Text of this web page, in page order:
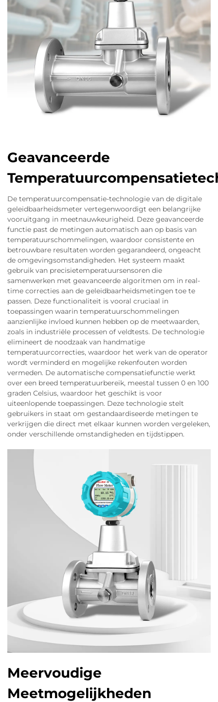
Geavanceerde
De temperatuurcompensatie-technologie van de digitale
geleidbaarheidsmeter vertegenwoordigt een belangrijke
vooruitgang in meetnauwkeurigheid. Deze geavanceerde
functie past de metingen automatisch aan op basis van
temperatuurschommelingen, waardoor consistente en
betrouwbare resultaten worden gegarandeerd, ongeacht
de omgevingsomstandigheden. Het systeem maakt
gebruik van precisietemperatuursensoren die
samenwerken met geavanceerde algoritmen om in real-
time correcties aan de geleidbaarheidsmetingen toe te
passen. Deze functionaliteit is vooral cruciaal in
toepassingen waarin temperatuurschommelingen
aanzienlijke invloed kunnen hebben op de meetwaarden,
zoals in industriële processen of veldtests. De technologie
elimineert de noodzaak van handmatige
temperatuurcorrecties, waardoor het werk van de operator
wordt verminderd en mogelijke rekenfouten worden
vermeden. De automatische compensatiefunctie werkt
over een breed temperatuurbereik, meestal tussen 0 en 100
graden Celsius, waardoor het geschikt is voor
uiteenlopende toepassingen. Deze technologie stelt
gebruikers in staat om gestandaardiseerde metingen te
verkrijgen die direct met elkaar kunnen worden vergeleken,
onder verschillende omstandigheden en tijdstippen.
Meervoudige
Meetmogelijkheden